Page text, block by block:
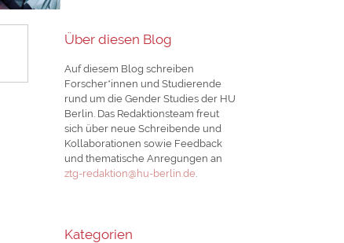
Über diesen Blog
Auf diesem Blog schreiben
Forscher*innen und Studierende
rund um die Gender Studies der HU
Berlin. Das Redaktionsteam freut
sich über neue Schreibende und
Kollaborationen sowie Feedback
und thematische Anregungen an
ztg-redaktion@hu-berlin.de.
Kategorien